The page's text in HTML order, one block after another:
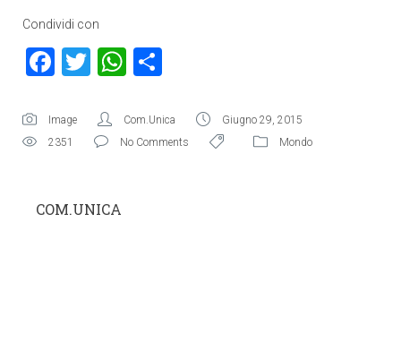
Condividi con
Facebook
TwitterWhatsApp
Image Com.Unica
Giugno 29, 2015
2351
No Comments Mondo
COM.UNICA